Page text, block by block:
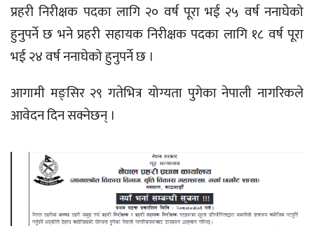
प्रहरी निरीक्षक पदका लागि २० वर्ष पूरा भई २५ वर्ष ननाघेको
हुनुपर्ने छ भने प्रहरी सहायक निरीक्षक पदका लागि १८ वर्ष पूरा
भई २४ वर्ष ननाघेको हुनुपर्ने छ ।
आगामी मङ्सिर २९ गतेभित्र योग्यता पुगेका नेपाली नागरिकले
आवेदन दिन सक्नेछन् ।